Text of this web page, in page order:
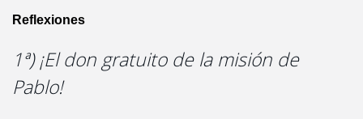
Reflexiones
1ª) ¡El don gratuito de la misión de
Pablo!